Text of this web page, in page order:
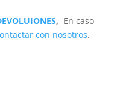
, En caso
con nosotros.